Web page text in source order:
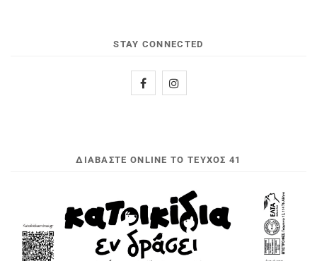
STAY CONNECTED
ΔΙΑΒΆΣΤΕ ONLINE ΤΟ ΤΕΎΧΟΣ 41